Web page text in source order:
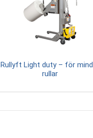
Rullyft Light duty – för
rullar